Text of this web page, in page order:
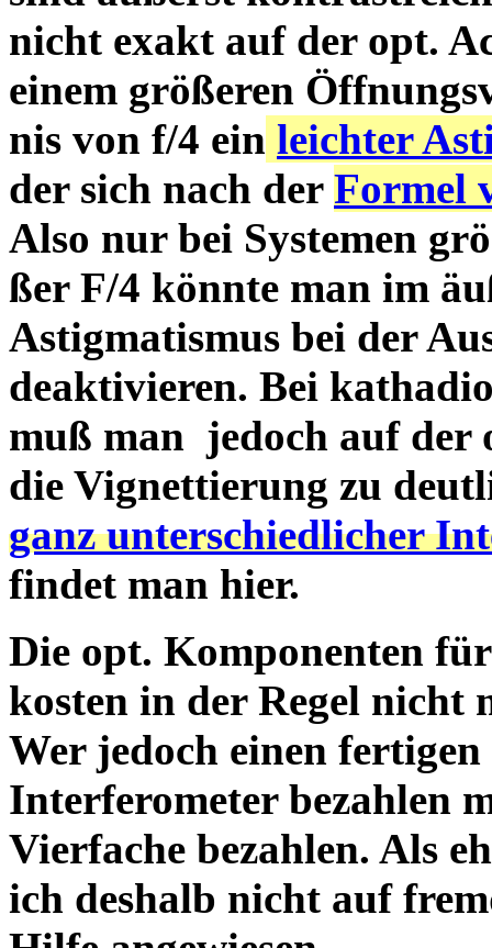
nicht exakt auf der opt.
einem größeren
nis von f/4 ein leichter
der sich nach der Formel
Also nur bei Systemen
ßer F/4 könnte man im
Astigmatismus bei der
deaktivieren. Bei
muß man jedoch auf der
die Vignettierung zu
ganz unterschiedlicher
findet man hier.
Die opt. Komponenten
kosten in der Regel nicht
Wer jedoch einen fertigen
Interferometer bezahlen
Vierfache bezahlen. Als
ich deshalb nicht auf